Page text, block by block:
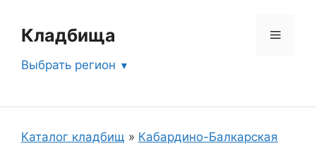
содержимому
Кладбища Меню
Выбрать регион
Каталог кладбищ » Кабардино-Балкарская